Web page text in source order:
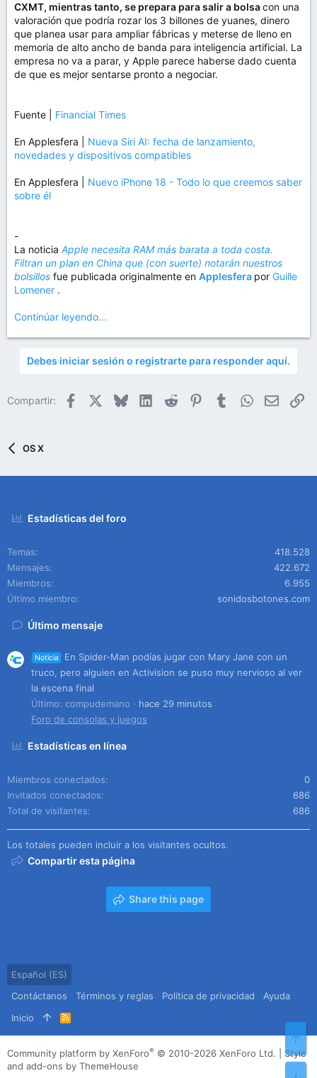
CXMT, mientras tanto, se prepara para salir a bolsacon una
valoración que podría rozar los 3 billones de yuanes, dinero
que planea usar para ampliar fábricas y meterse de lleno en
memoria de alto ancho de banda para inteligencia artificial. La
empresa no va a parar, y Apple parece haberse dado cuenta
de que es mejor sentarse pronto a negociar.
Fuente | Financial Times
En Applesfera | Nueva Siri AI: fecha de lanzamiento,
novedades y dispositivos compatibles
En Applesfera | Nuevo iPhone 18 - Todo lo que creemos saber
sobre él
-
La noticia Apple necesita RAM más barata a toda costa.
Filtran un plan en China que (con suerte) notarán nuestros
bolsillos fue publicada originalmente en Applesfera por Guille
Lomener .
Continúar leyendo...
Debes iniciar sesión o registrarte para responder aquí.
Compartir: Facebook BlueskyLinkedIn
Reddit PinterestTumblrWhatsApp
Email
OS X
Estadísticas del foro
Temas
418.528
Mensajes
422.672
Miembros
6.955
Último miembro
sonidosbotones.com
Último mensaje
Noticia
En Spider-Man podías jugar con Mary Jane con un
truco, pero alguien en Activision se puso muy nervioso al ver
la escena final
Último: compudemano
hace 29 minutos
Foro de consolas y juegos
Estadísticas en línea
Miembros conectados
0
Invitados conectados
686
Total de visitantes
686
Los totales pueden incluir a los visitantes ocultos.
Compartir esta página
Share this page
Español (ES)
Contáctanos
Términos y reglas Política de privacidad
Ayuda
Inicio
R
S
Community platform by XenForo® © 2010-2026 XenForo Ltd.
Style
and add-ons by ThemeHouse